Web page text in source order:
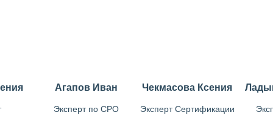
Агапов Иван
Эксперт по СРО
Чекмасова Ксения
Эксперт Сертификации